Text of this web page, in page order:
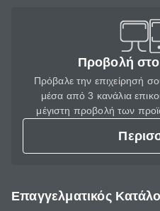
Προβολή
Πρόβαλε την επιχείρησή
μέσα από 3 κανάλια
μέγιστη προβολή των
Επαγγελματικός